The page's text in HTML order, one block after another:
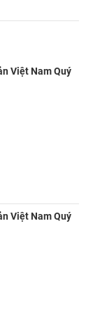
Việt Nam Quý
Việt Nam Quý